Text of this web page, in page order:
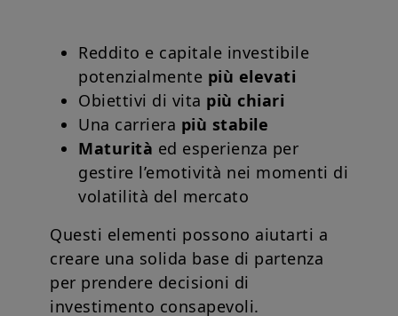
Reddito e capitale investibile
potenzialmente più elevati
Obiettivi di vita più chiari
Una carriera più stabile
Maturità ed esperienza per
gestire l’emotività nei momenti di
volatilità del mercato
Questi elementi possono aiutarti a
creare una solida base di partenza
per prendere decisioni di
investimento consapevoli.